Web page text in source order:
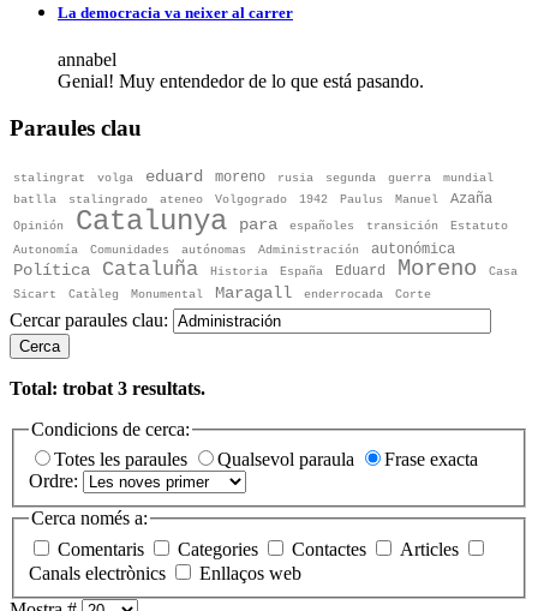
La democracia va neixer al carrer
annabel
Genial! Muy entendedor de lo que está pasando.
Paraules clau
stalingrat volga eduard moreno rusia segunda guerra
mundial
batlla
stalingrado ateneo Volgogrado 1942 Paulus Manuel Azaña
Opinión Catalunya para españoles transición
Estatuto
Autonomía
Comunidades autónomas Administración autonómica
Política Cataluña Historia España Eduard Moreno
Casa
Sicart
Catàleg Monumental Maragall enderrocada Corte
Cercar paraules clau:
Cerca
Total: trobat 3 resultats.
Condicions de cerca:
Totes les paraules
Qualsevol paraula
Frase exacta
Ordre:
Cerca només a:
Comentaris
Categories Contactes
Articles
Canals electrònics
Enllaços web